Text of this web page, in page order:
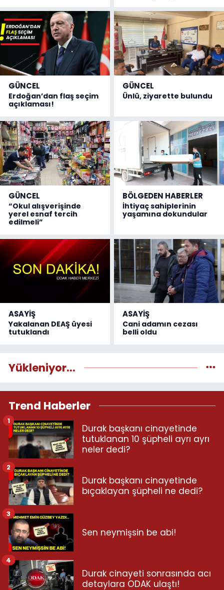
GÜNCEL
Erdoğan’dan flaş seçim
açıklaması!
GÜNCEL
Ünlü, ziyarette bulundu
GÜNCEL
“Okul alışverişinde
yerel esnaf tercih
edilmeli”
BÖLGEDEN HABERLER
İhtiyaç sahiplerinin
yaşamına dokundular
ASAYİŞ
Yakalanan DEAŞ üyesi
tutuklandı
ASAYİŞ
Cani adamın cezası
belli oldu
Yükleniyor...
Trend Haberler
Durak başkanı cinayetinde
tutuklanan 10 şüpheli ayrı ayrı
neler dedi?
1
Durak başkanı cinayetinde
bıçaklayan şüpheli ne dedi?
2
Sen neymişsin be abi!
3
Durak cinayeti sonrasında acı
detaylara ODAK ulaştı!
4